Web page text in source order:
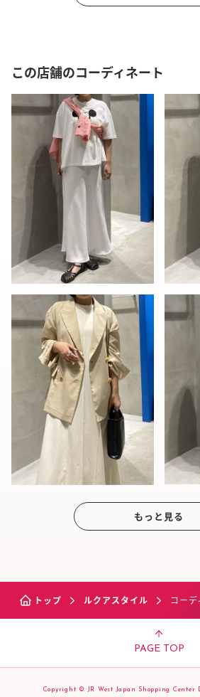
この店舗のコーディネート
もっと見る
トップ ルクアスタイル コー
PAGE TOP
Copyright © JR West Japan Shopping Center